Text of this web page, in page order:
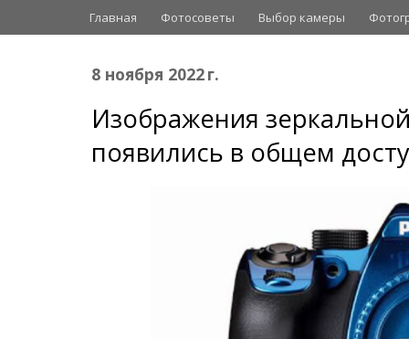
Главная Фотосоветы Выбор камеры
8 ноября 2022 г.
Изображения
появились в общем